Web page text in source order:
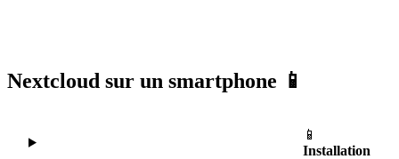
Nextcloud sur un smartphone 📱
📱
Installation